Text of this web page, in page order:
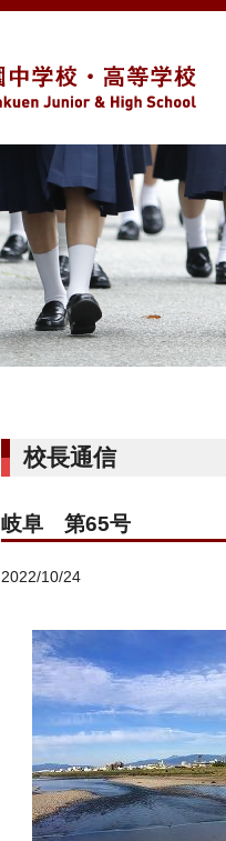
校長通信
岐阜 第65号
2022/10/24